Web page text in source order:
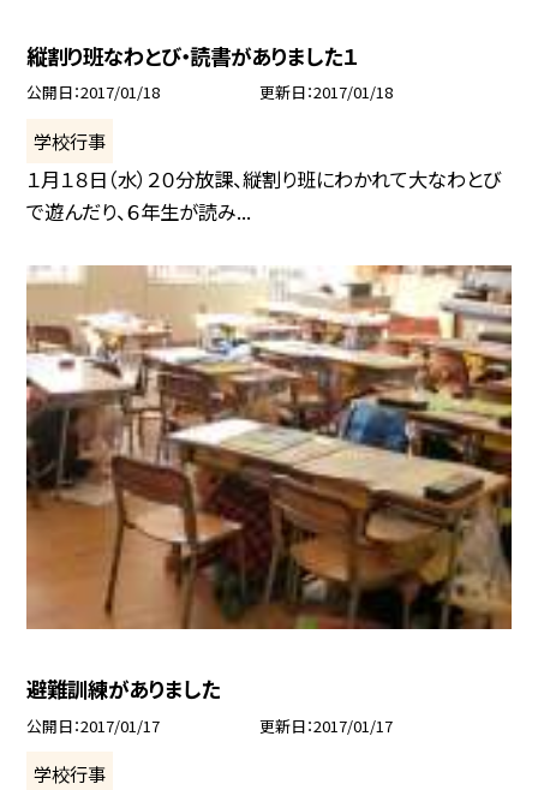
縦割り班なわとび・読書がありました１
公開日 2017/01/18 更新日 2017/01/18
学校行事
１月１８日（水）２０分放課、縦割り班にわかれて大なわとび
で遊んだり、６年生が読み...
避難訓練がありました
公開日 2017/01/17 更新日 2017/01/17
学校行事